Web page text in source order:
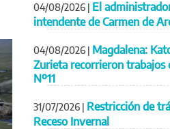
04/08/2026 | El
intendente de Carmen de
04/08/2026 | Magdalena:
Zurieta recorrieron trabajos
Nº11
31/07/2026 | Restricción de
Receso Invernal